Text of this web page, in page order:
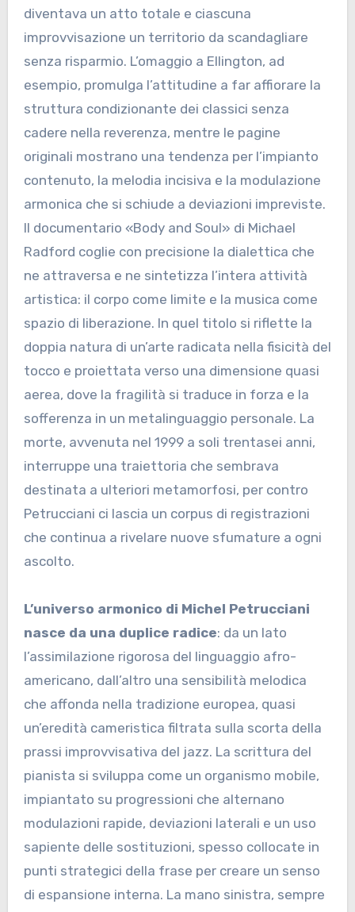
diventava un atto totale e ciascuna
improvvisazione un territorio da scandagliare
senza risparmio. L’omaggio a Ellington, ad
esempio, promulga l’attitudine a far affiorare la
struttura condizionante dei classici senza
cadere nella reverenza, mentre le pagine
originali mostrano una tendenza per l’impianto
contenuto, la melodia incisiva e la modulazione
armonica che si schiude a deviazioni impreviste.
Il documentario «Body and Soul» di Michael
Radford coglie con precisione la dialettica che
ne attraversa e ne sintetizza l’intera attività
artistica: il corpo come limite e la musica come
spazio di liberazione. In quel titolo si riflette la
doppia natura di un’arte radicata nella fisicità del
tocco e proiettata verso una dimensione quasi
aerea, dove la fragilità si traduce in forza e la
sofferenza in un metalinguaggio personale. La
morte, avvenuta nel 1999 a soli trentasei anni,
interruppe una traiettoria che sembrava
destinata a ulteriori metamorfosi, per contro
Petrucciani ci lascia un corpus di registrazioni
che continua a rivelare nuove sfumature a ogni
ascolto.
L’universo armonico di Michel Petrucciani
nasce da una duplice radice: da un lato
l’assimilazione rigorosa del linguaggio afro-
americano, dall’altro una sensibilità melodica
che affonda nella tradizione europea, quasi
un’eredità cameristica filtrata sulla scorta della
prassi improvvisativa del jazz. La scrittura del
pianista si sviluppa come un organismo mobile,
impiantato su progressioni che alternano
modulazioni rapide, deviazioni laterali e un uso
sapiente delle sostituzioni, spesso collocate in
punti strategici della frase per creare un senso
di espansione interna. La mano sinistra, sempre